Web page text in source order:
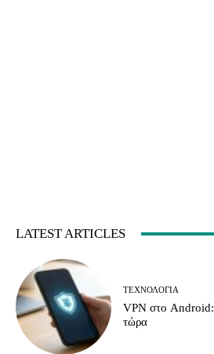
LATEST ARTICLES
ΤΕΧΝΟΛΟΓΊΑ
VPN στο Android:
τώρα